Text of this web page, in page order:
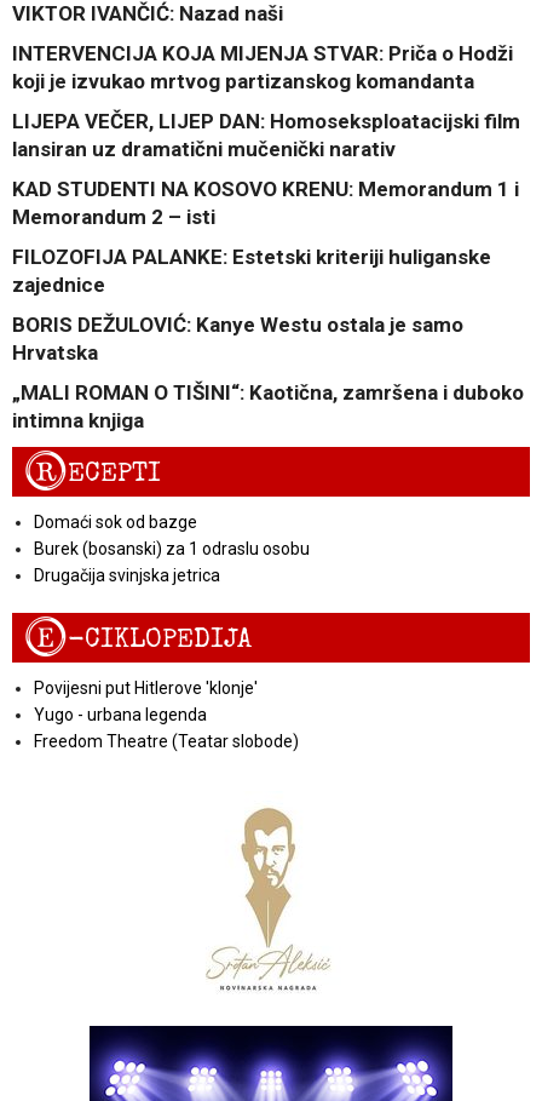
VIKTOR IVANČIĆ: Nazad naši
INTERVENCIJA KOJA MIJENJA STVAR: Priča o Hodži
koji je izvukao mrtvog partizanskog komandanta
LIJEPA VEČER, LIJEP DAN: Homoseksploatacijski film
lansiran uz dramatični mučenički narativ
KAD STUDENTI NA KOSOVO KRENU: Memorandum 1 i
Memorandum 2 – isti
FILOZOFIJA PALANKE: Estetski kriteriji huliganske
zajednice
BORIS DEŽULOVIĆ: Kanye Westu ostala je samo
Hrvatska
„MALI ROMAN O TIŠINI“: Kaotična, zamršena i duboko
intimna knjiga
RECEPTI
Domaći sok od bazge
Burek (bosanski) za 1 odraslu osobu
Drugačija svinjska jetrica
E-CIKLOPEDIJA
Povijesni put Hitlerove 'klonje'
Yugo - urbana legenda
Freedom Theatre (Teatar slobode)